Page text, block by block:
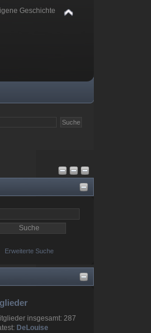
Geschichte
Erweiterte Suche
insgesamt: 287
DeLouise